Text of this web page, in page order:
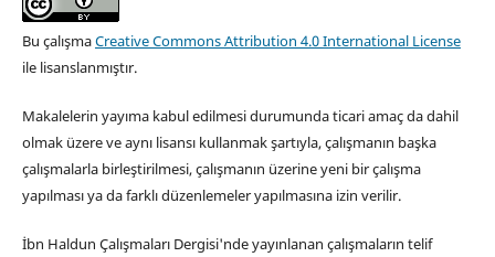
Bu çalışmaCreative Commons Attribution 4.0 International License
ile lisanslanmıştır.
Makalelerin yayıma kabul edilmesi durumunda ticari amaç da dahil
olmak üzere ve aynı lisansı kullanmak şartıyla, çalışmanın başka
çalışmalarla birleştirilmesi, çalışmanın üzerine yeni bir çalışma
yapılması ya da farklı düzenlemeler yapılmasına izin verilir.
İbn Haldun Çalışmaları Dergisi'nde yayınlanan çalışmaların telif